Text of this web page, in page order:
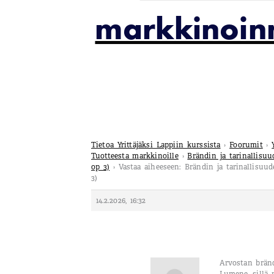
Tietoa Yrittäjäksi Lappiin kurssista › Foorumit ›
Tuotteesta markkinoille › Brändin ja
op 3) › Vastaa aiheeseen: Brändin ja
3)
14.2.2026, 16:32
Arvostan